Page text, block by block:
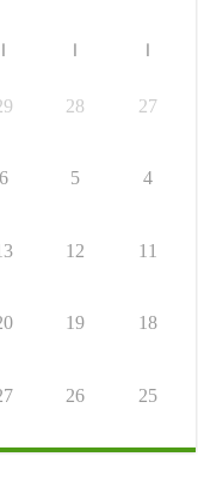
27
28
4
5
6
11
12
18
19
25
26